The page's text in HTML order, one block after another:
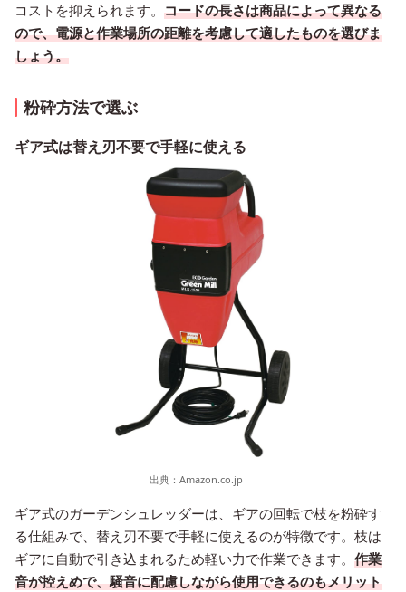
コストを抑えられます。 コードの長さは商品によって異なる
ので、電源と作業場所の距離を考慮して適したものを選びま
しょう。
粉砕方法で選ぶ
ギア式は替え刃不要で手軽に使える
出典： Amazon.co.jp
ギア式のガーデンシュレッダーは、ギアの回転で枝を粉砕す
る仕組みで、替え刃不要で手軽に使えるのが特徴です。枝は
ギアに自動で引き込まれるため軽い力で作業できます。 作業
音が控えめで、騒音に配慮しながら使用できるのもメリット